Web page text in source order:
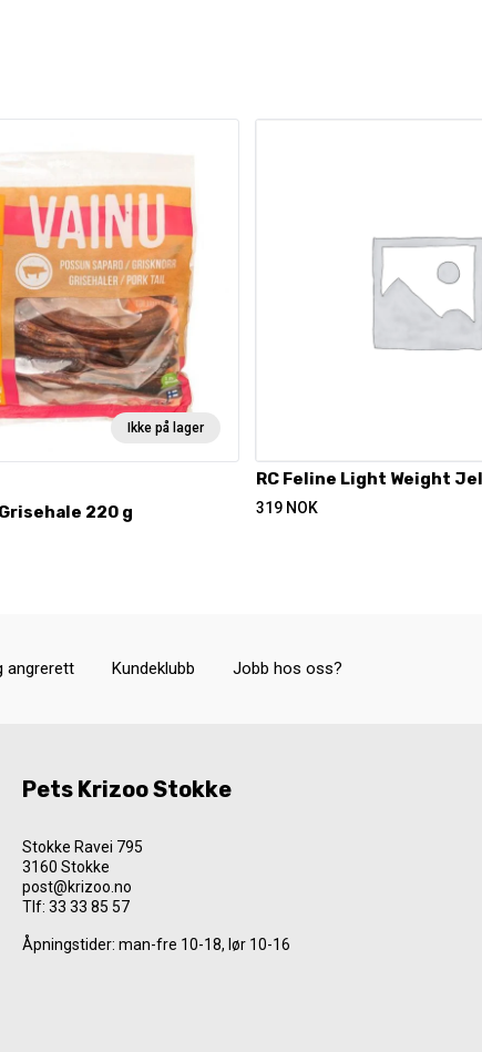
Ikke på lager
220 g
RC Feline Light Weight
319 NOK
angrerett Kundeklubb Jobb hos oss?
Pets Krizoo Stokke
Stokke Ravei 795
3160 Stokke
post@krizoo.no
Tlf:33 33 85 57
Åpningstider: man-fre 10-18, lør 10-16